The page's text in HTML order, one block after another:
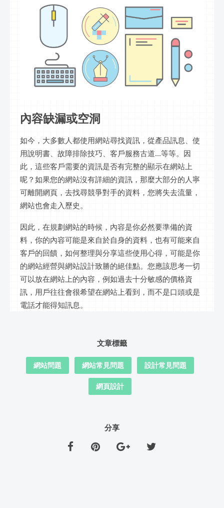
內容缺漏或空洞
如今，大多數人都使用網站尋找資訊，從產品訊息、使
用說明書、故障排除技巧、客戶服務古道...等等。因
此，這些客戶需要的資訊是否有完整的顯示在網站上
呢？如果您的網站沒有詳細的資訊，那麼大部分的人寧
可離開網頁，去找尋競爭對手的資料，您將失去流量，
網站也會走入歷史。
因此，在規劃網站的時候，內容是你必然要準備的資
料，你的內容可能是來自於自身的資料，也有可能來自
客戶的回饋，如何整理與分享這些使用心得，可能是你
的網站經營與網站設計致勝的絕佳點。您應該思考一切
可以放在網站上的內容，例如過去十分敏感的價格資
訊，用戶往往會很希望在網站上看到，而不是口頭或是
電話才能得知訊息。
文章標籤
網站問題 網站常見問題 設計常見問題
網頁設計
分享